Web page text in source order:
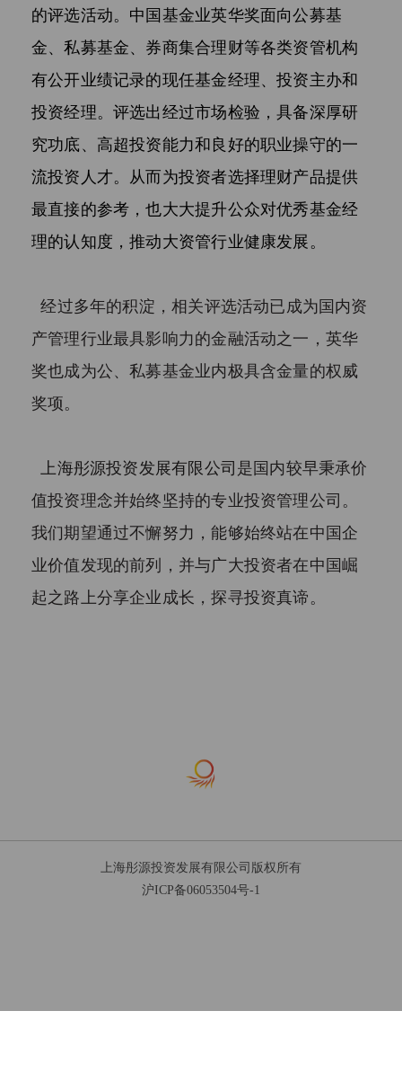
的评选活动。中国基金业英华奖面向公募基
金、私募基金、券商集合理财等各类资管机构
有公开业绩记录的现任基金经理、投资主办和
投资经理。评选出经过市场检验，具备深厚研
究功底、高超投资能力和良好的职业操守的一
流投资人才。从而为投资者选择理财产品提供
最直接的参考，也大大提升公众对优秀基金经
理的认知度，推动大资管行业健康发展。
经过多年的积淀，相关评选活动已成为国内资
产管理行业最具影响力的金融活动之一，英华
奖也成为公、私募基金业内极具含金量的权威
奖项。
上海彤源投资发展有限公司 是国内较早秉承价
值投资理念并始终坚持的专业投资管理公司。
我们期望通过不懈努力，能够始终站在中国企
业价值发现的前列，并与广大投资者在中国崛
起之路上分享企业成长，探寻投资真谛。
上海彤源投资发展有限公司版权所有
沪ICP备06053504号-1
理暂行办法》的规定，私募基金合格
投资者的标准如下：
1、具备相应风险识别能力和风险承担
低于100万元且符合下列相关标准的单
位和个人：
（1）净资产不低于1000万元的单位；
者最近三年个人年均收入不低于50万
款、股票、债券、基金份额、资产管
保险产品、期货权益等。）
2、下列投资者视为合格投资者：
（1）社会保障基金、企业年金、慈善
理机构监管的投资计划；
（3）投资于所管理私募基金的私募基
（4）中国证监会规定的其他投资者。
二、根据我国《信托公司集合资金信
托计划管理办法》的规定，信托计划
时超过100万元人民币，且能提供相关
财产证明的自然人；
人民币，且能提供相关收入证明的自